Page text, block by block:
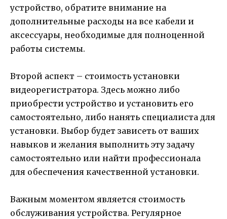
устройство, обратите внимание на
дополнительные расходы на все кабели и
аксессуары, необходимые для полноценной
работы системы.
Второй аспект – стоимость установки
видеорегистратора. Здесь можно либо
приобрести устройство и установить его
самостоятельно, либо нанять специалиста для
установки. Выбор будет зависеть от ваших
навыков и желания выполнить эту задачу
самостоятельно или найти профессионала
для обеспечения качественной установки.
Важным моментом является стоимость
обслуживания устройства. Регулярное